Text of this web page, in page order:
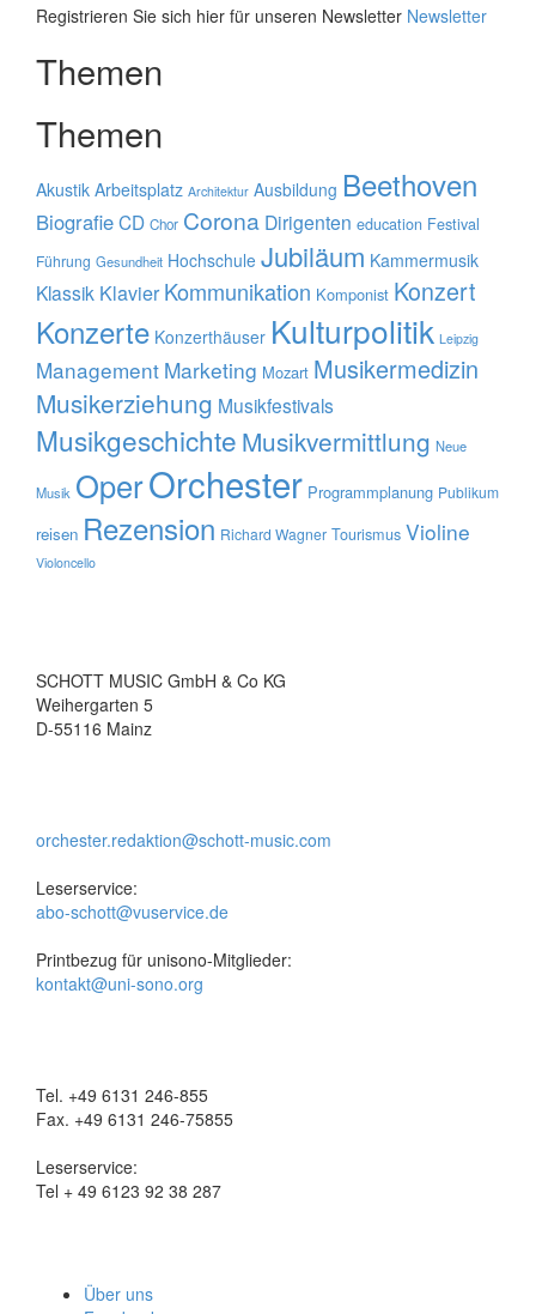
Registrieren Sie sich hier für unseren Newsletter Newsletter
Themen
Themen
Akustik Arbeitsplatz Architektur Ausbildung Beethoven
BiografieCD Chor Corona Dirigenten education Festival
Führung Gesundheit Hochschule Jubiläum Kammermusik
Klassik Klavier Kommunikation Komponist Konzert
Konzerte Konzerthäuser Kulturpolitik Leipzig
Management Marketing Mozart Musikermedizin
Musikerziehung Musikfestivals
Musikgeschichte Musikvermittlung Neue
Musik OperOrchester Programmplanung Publikum
reisen Rezension Richard Wagner Tourismus Violine
Violoncello
SCHOTT MUSIC GmbH & Co KG
Weihergarten 5
D-55116 Mainz
orchester.redaktion@schott-music.com
Leserservice:
abo-schott@vuservice.de
Printbezug für unisono-Mitglieder:
kontakt@uni-sono.org
Tel. +49 6131 246-855
Fax. +49 6131 246-75855
Leserservice:
Tel + 49 6123 92 38 287
Über uns